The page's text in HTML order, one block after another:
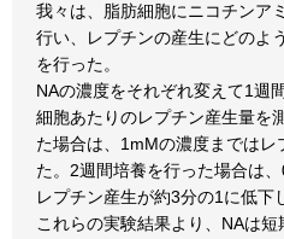
我々は、脂肪細胞にニコチンア
行い、レプチンの産生にどのよ
を行った。
NAの濃度をそれぞれ変えて1週
細胞あたりのレプチン産生量を
た場合は、1mMの濃度まではレ
た。2週間培養を行った場合は
レプチン産生が約3分の1に低下
これらの実験結果より、NAは